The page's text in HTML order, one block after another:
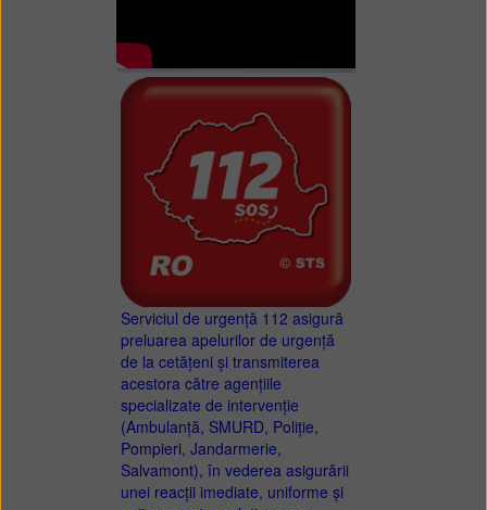
Serviciul de urgență 112 asigură
preluarea apelurilor de urgență
de la cetățeni și transmiterea
acestora către agențiile
specializate de intervenție
(Ambulanță, SMURD, Poliție,
Pompieri, Jandarmerie,
Salvamont), în vederea asigurării
unei reacții imediate, uniforme și